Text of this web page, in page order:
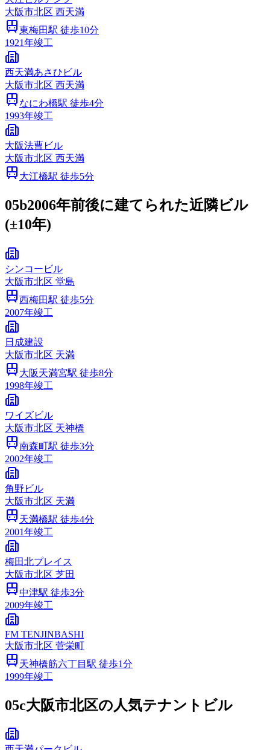
大阪市北区 西天満
東梅田駅 徒歩10分
1921年竣工
西天満あさひビル
大阪市北区 西天満
なにわ橋駅 徒歩4分
1993年竣工
大阪法曹ビル
大阪市北区 西天満
大江橋駅 徒歩5分
05b2006年前後に建てられた近隣ビル
(±10年)
シンコービル
大阪市北区 堂島
西梅田駅 徒歩5分
2007年竣工
日成建設
大阪市北区 天満
大阪天満宮駅 徒歩8分
1998年竣工
ワイズビル
大阪市北区 天神橋
南森町駅 徒歩3分
2002年竣工
角野ビル
大阪市北区 天満
天満橋駅 徒歩4分
2001年竣工
梅田北プレイス
大阪市北区 芝田
中津駅 徒歩3分
2009年竣工
FM TENJINBASHI
大阪市北区 菅栄町
天神橋筋六丁目 駅 徒歩1分
1999年竣工
05c大阪市北区の人気テナントビル